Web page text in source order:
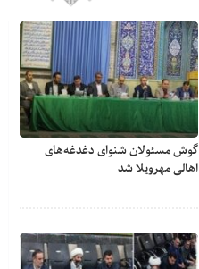
گوش مسئولان شنوای دغدغه‎‌های
اهالی مهرویلا شد